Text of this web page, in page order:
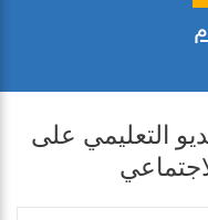
التعليمي على